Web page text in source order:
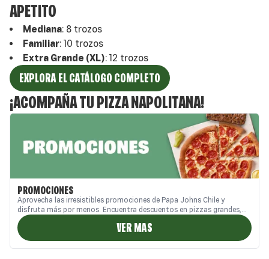
APETITO
Mediana: 8 trozos
Familiar: 10 trozos
Extra Grande (XL): 12 trozos
EXPLORA EL CATÁLOGO COMPLETO
¡ACOMPAÑA TUPIZZA NAPOLITANA!
PROMOCIONES
Aprovecha las irresistibles promociones de Papa Johns Chile y
disfruta más por menos. Encuentra descuentos en pizzas grandes,
combos familiares y ofertas exclusivas en nuestro sitio web, App y
Call Center. Ideales para compartir en casa o pedir a domicilio,
nuestras promos combinan sabor, calidad y buen precio. ¡Descubre las
mejores promociones de pizzas en Chile solo en Papa Johns!
VER MAS